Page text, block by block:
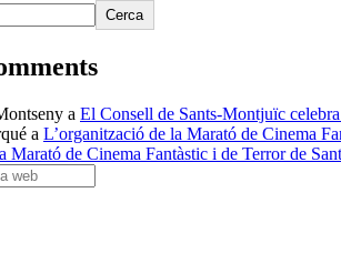
Cerca
a El Consell de Sants-Montjuïc
a L’organització de la Marató de Cinema
Marató de Cinema Fantàstic i de Terror de